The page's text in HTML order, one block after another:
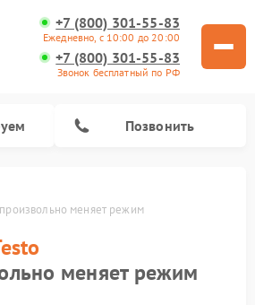
+7 (800) 301-55-83
Ежедневно, с 10:00 до 20:00
+7 (800) 301-55-83
Звонок бесплатный по РФ
Позвонить
меняет режим
меняет режим